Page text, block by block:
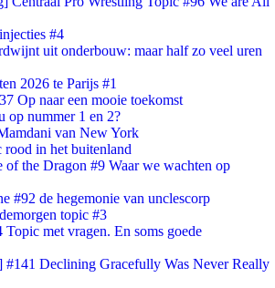
#4
uit onderbouw: maar half zo veel uren
2026 te Parijs #1
Op naar een mooie toekomst
op nummer 1 en 2?
van New York
rood in het buitenland
the Dragon #9 Waar we wachten op
#92 de hegemonie van unclescorp
topic #3
met vragen. En soms goede
#141 Declining Gracefully Was Never Really